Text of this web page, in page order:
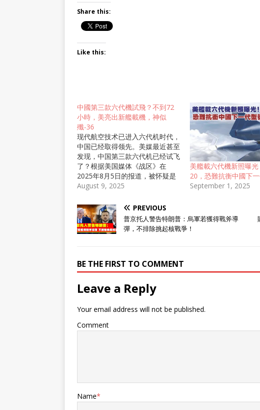
Share this:
Like this:
中國第三款六代機試飛？不到72
小時，美亮出新艦載機，神似
殲-36
现代航空技术已进入六代机时代，
中国已经取得领先。美媒最近甚至
发现，中国第三款六代机已经试飞
了？根据美国媒体《战区》在
2025年8月5日的报道，被怀疑是
中国第三款六代机的新机正在试
喷气式飞机。 美媒发现了第三款
六代机？ 美媒目前都是根据部分
影像资料进行的图像分析，没有任
何其他消息佐证，所以显得非常神
六代机，推测与歼-50战斗机类
似。美媒称，现有资料均未提供前
机身上部足够的细节，无法确认是
否存在驾驶舱，只展示其采用三点
架。机身和机头明显前倾，与机身
中段的中置机翼融为一体。大后掠
翼的翼尖被剪短，后缘突出的三角
似，但是有一些不同；其中一点，
根据后机身上的两个“驼峰”，分析
认为，它采用双发动机设计，
August 9, 2025
美艦載六代機新照曝
20，恐難抗衡中國下
September 1, 2025
PREVIOUS
普京托人警告特朗普：烏軍若獲得戰斧導
彈，不排除挑起核戰爭！
BE THE FIRST TO COMMENT
Leave a Reply
Your email address will not be published.
Comment
Name*